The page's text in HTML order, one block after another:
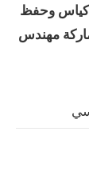
وحفظ
601 ماركة مهندس